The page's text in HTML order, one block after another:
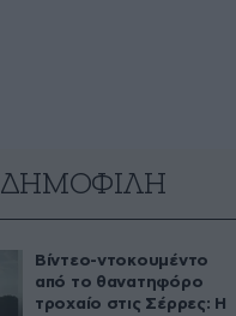
ΔΗΜΟΦΙΛΗ
Βίντεο-ντοκουμέντο
από το θανατηφόρο
τροχαίο στις Σέρρες: Η